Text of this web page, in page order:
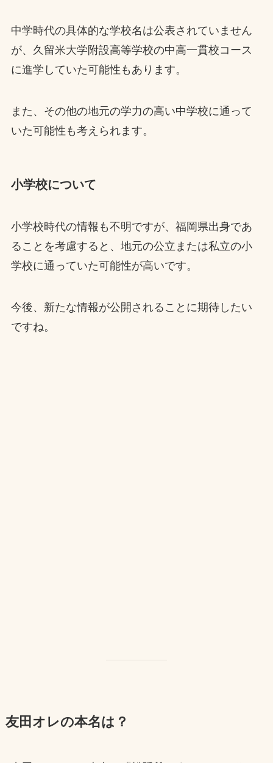
中学時代の具体的な学校名は公表されていません
が、久留米大学附設高等学校の中高一貫校コース
に進学していた可能性もあります。
また、その他の地元の学力の高い中学校に通って
いた可能性も考えられます。
小学校について
小学校時代の情報も不明ですが、福岡県出身であ
ることを考慮すると、地元の公立または私立の小
学校に通っていた可能性が高いです。
今後、新たな情報が公開されることに期待したい
ですね。
友田オレの本名は？